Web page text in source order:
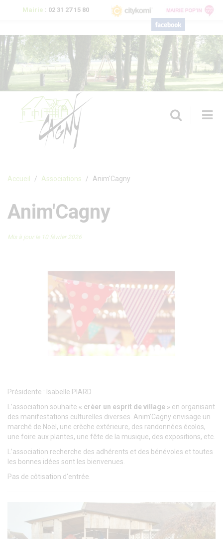
Mairie : 02 31 27 15 80
Formulaire de recherche
Accueil Associations Anim'Cagny
Anim'Cagny
Mis à jour le 10 février 2026
Présidente : Isabelle PIARD
L’association souhaite « créer un esprit de village » en organisant
des manifestations culturelles diverses. Anim’Cagny envisage un
marché de Noël, une crèche extérieure, des randonnées écolos,
une foire aux plantes, une fête de la musique, des expositions, etc.
L’association recherche des adhérents et des bénévoles et toutes
les bonnes idées sont les bienvenues.
Pas de côtisation d'entrée.